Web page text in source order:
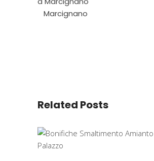
Marcignano
Related Posts